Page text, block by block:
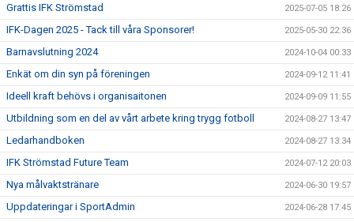
Grattis IFK Strömstad 2025-07-05 18:26
IFK-Dagen 2025 - Tack till våra Sponsorer! 2025-05-30 22:36
Barnavslutning 2024 2024-10-04 00:33
Enkät om din syn på föreningen 2024-09-12 11:41
Ideell kraft behövs i organisaitonen 2024-09-09 11:55
Utbildning som en del av vårt arbete kring trygg fotboll 2024-08-27 13:47
Ledarhandboken 2024-08-27 13:34
IFK Strömstad Future Team 2024-07-12 20:03
Nya målvaktstränare 2024-06-30 19:57
Uppdateringar i SportAdmin 2024-06-28 17:45